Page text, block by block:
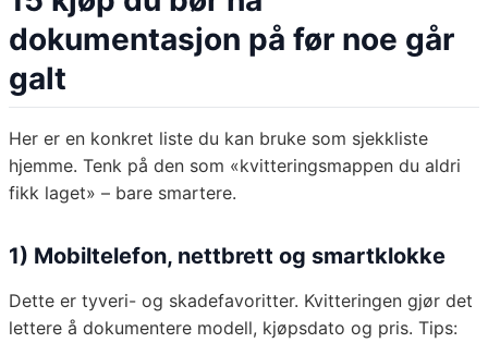
dokumentasjon på før noe går
galt
Her er en konkret liste du kan bruke som sjekkliste
hjemme. Tenk på den som «kvitteringsmappen du aldri
fikk laget» – bare smartere.
1) Mobiltelefon, nettbrett og smartklokke
Dette er tyveri- og skadefavoritter. Kvitteringen gjør det
lettere å dokumentere modell, kjøpsdato og pris. Tips: